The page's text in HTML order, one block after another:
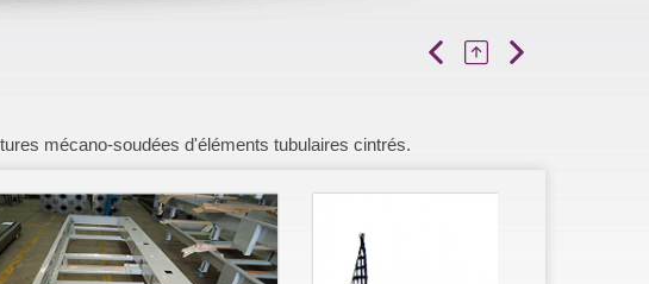
mécano-soudées d'éléments tubulaires cintrés.